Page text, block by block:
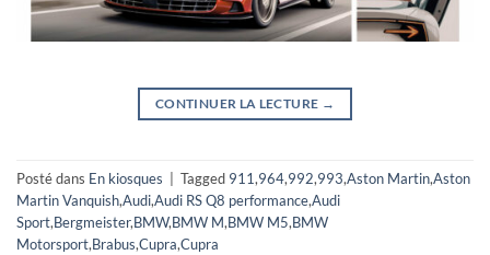
CONTINUER LA LECTURE →
Posté dans En kiosques Tagged 911,964,992,993,Aston Martin,Aston
Martin Vanquish,Audi,Audi RS Q8 performance,Audi
Sport,Bergmeister,BMW,BMW M,BMW M5,BMW
Motorsport,Brabus,Cupra,Cupra